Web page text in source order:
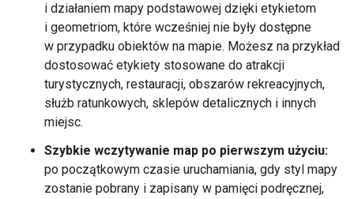
i działaniem mapy podstawowej dzięki etykietom
i geometriom, które wcześniej nie były dostępne
w przypadku obiektów na mapie. Możesz na przykład
dostosować etykiety stosowane do atrakcji
turystycznych, restauracji, obszarów rekreacyjnych,
służb ratunkowych, sklepów detalicznych i innych
miejsc.
Szybkie wczytywanie map po pierwszym użyciu:
po początkowym czasie uruchamiania, gdy styl mapy
zostanie pobrany i zapisany w pamięci podręcznej,